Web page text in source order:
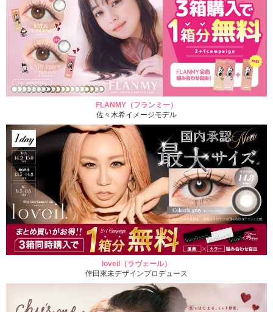
FLANMY（フランミー）
佐々木希イメージモデル
loveil（ラヴェール）
倖田來未デザインプロデュース